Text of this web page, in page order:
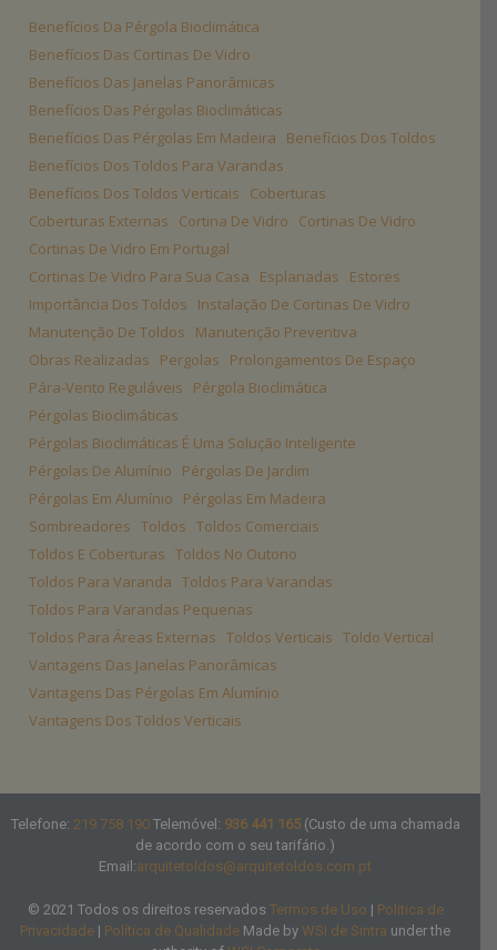
Benefícios Da Pérgola Bioclimática
Benefícios Das Cortinas De Vidro
Benefícios Das Janelas Panorâmicas
Benefícios Das Pérgolas Bioclimáticas
Benefícios Das Pérgolas Em Madeira
Benefícios Dos Toldos
Benefícios Dos Toldos Para Varandas
Benefícios Dos Toldos Verticais
Coberturas
Coberturas Externas
Cortina De Vidro
Cortinas De Vidro
Cortinas De Vidro Em Portugal
Cortinas De Vidro Para Sua Casa
Esplanadas
Estores
Importância Dos Toldos
Instalação De Cortinas De Vidro
Manutenção De Toldos
Manutenção Preventiva
Obras Realizadas
Pergolas
Prolongamentos De Espaço
Pára-Vento Reguláveis
Pérgola Bioclimática
Pérgolas Bioclimáticas
Pérgolas Bioclimáticas É Uma Solução Inteligente
Pérgolas De Alumínio
Pérgolas De Jardim
Pérgolas Em Alumínio
Pérgolas Em Madeira
Sombreadores Toldos Toldos Comerciais
Toldos E Coberturas Toldos No Outono
Toldos Para Varanda Toldos Para Varandas
Toldos Para Varandas Pequenas
Toldos Para Áreas Externas Toldos Verticais Toldo Vertical
Vantagens Das Janelas Panorâmicas
Vantagens Das Pérgolas Em Alumínio
Vantagens Dos Toldos Verticais
Telefone: 219 758 190Telemóvel: 936 441 165 (Custo de uma chamada
de acordo com o seu tarifário.)
Email:arquitetoldos@arquitetoldos.com.pt
© 2021 Todos os direitos reservados Termos de Uso | Politica de
Privacidade | Política de Qualidade Made by WSI de Sintra under the